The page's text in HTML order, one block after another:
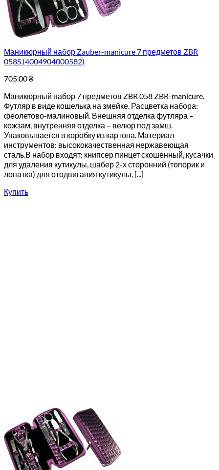
Маникюрный набор Zauber-manicure 7 предметов ZBR
058S (4004904000582)
705.00₴
Маникюрный набор 7 предметов ZBR 058 ZBR-manicure.
Футляр в виде кошелька на змейке. Расцветка набора:
феолетово-малиновый. Внешняя отделка футляра –
кожзам, внутренняя отделка – велюр под замш.
Упаковывается в коробку из картона. Материал
инструментов: высококачественная нержавеющая
сталь.В набор входят: книпсер пинцет скошенный, кусачки
для удаления кутикулы, шабер 2-х сторонний (топорик и
лопатка) для отодвигания кутикулы, [...]
Купить